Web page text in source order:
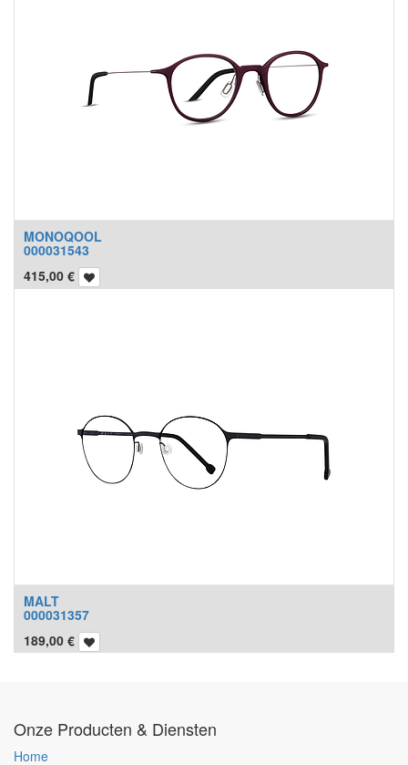
MONOQOOL
000031543
415,00 €
MALT
000031357
189,00 €
Onze Producten & Diensten
Home